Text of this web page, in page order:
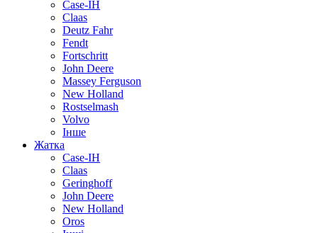
Case-IH
Claas
Deutz Fahr
Fendt
Fortschritt
John Deere
Massey Ferguson
New Holland
Rostselmash
Volvo
Інше
Жатка
Case-IH
Claas
Geringhoff
John Deere
New Holland
Oros